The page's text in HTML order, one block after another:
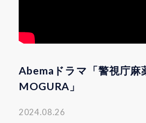
Abemaドラマ「警視庁麻
MOGURA」
2024.08.26